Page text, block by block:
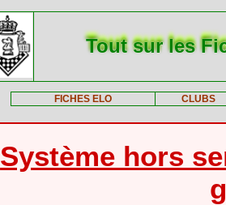
Tout sur les
FICHES ELO CLUBS
Système hors